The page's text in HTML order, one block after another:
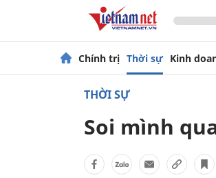
Chính trị Thời sự Kinh
THỜI SỰ
Soi mình